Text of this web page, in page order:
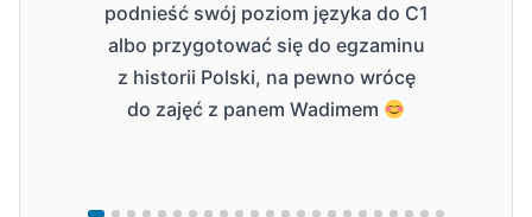
podnieść swój poziom języka do C1
albo przygotować się do egzaminu
z historii Polski, na pewno wrócę
do zajęć z panem Wadimem